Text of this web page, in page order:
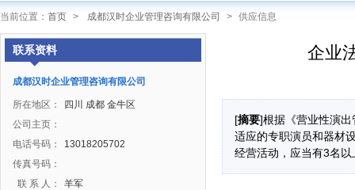
当前位置： 首页 > 成都汉时企业管理咨询有限公司 > 供应信息
联系资料
成都汉时企业管理咨询有限公司
所在地区：
四川 成都 金牛区
公司主页：
电话号码：
13018205702
传真号码：
联 系 人：
羊军
企业
[摘要]根据《营业性演
适应的专职演员和器材
经营活动，应当有3名